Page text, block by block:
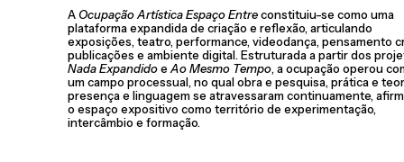
A Ocupação Artística Espaço Entreconstituiu-se como uma
plataforma expandida de criação e reflexão, articulando
exposições, teatro, performance, videodança, pensamento
publicações e ambiente digital. Estruturada a partir dos
Nada Expandidoe Ao Mesmo Tempo, a ocupação operou
um campo processual, no qual obra e pesquisa, prática e
presença e linguagem se atravessaram continuamente,
o espaço expositivo como território de experimentação,
intercâmbio e formação.